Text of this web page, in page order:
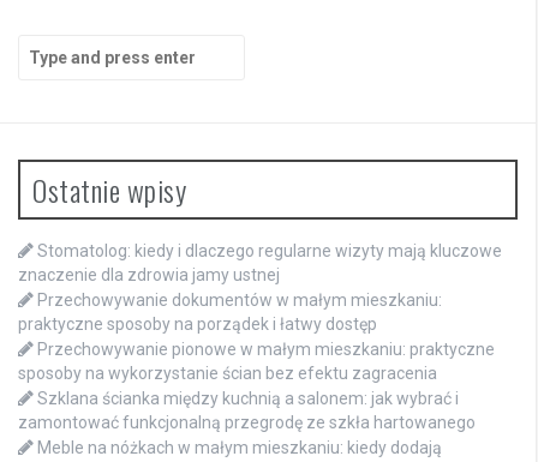
Search
for:
Ostatnie wpisy
Stomatolog: kiedy i dlaczego regularne wizyty mają kluczowe
znaczenie dla zdrowia jamy ustnej
Przechowywanie dokumentów w małym mieszkaniu:
praktyczne sposoby na porządek i łatwy dostęp
Przechowywanie pionowe w małym mieszkaniu: praktyczne
sposoby na wykorzystanie ścian bez efektu zagracenia
Szklana ścianka między kuchnią a salonem: jak wybrać i
zamontować funkcjonalną przegrodę ze szkła hartowanego
Meble na nóżkach w małym mieszkaniu: kiedy dodają